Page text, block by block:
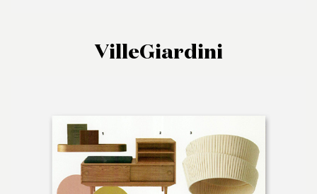
VilleGiardini